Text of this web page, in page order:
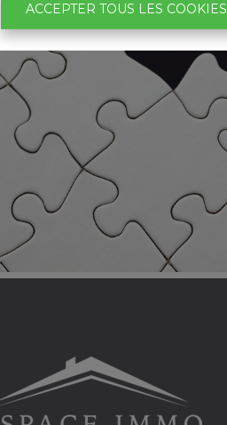
ACCEPTER TOUS LES COOKIES